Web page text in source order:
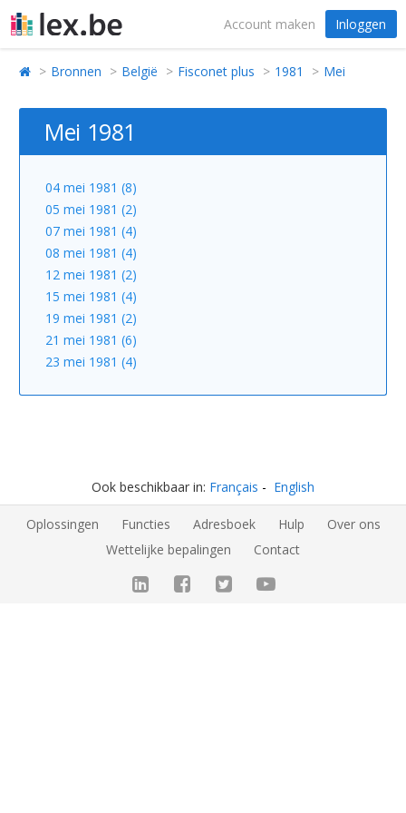
Account maken Inloggen
Bronnen België Fisconet plus 1981 Mei
Mei 1981
04 mei 1981 (8)
05 mei 1981 (2)
07 mei 1981 (4)
08 mei 1981 (4)
12 mei 1981 (2)
15 mei 1981 (4)
19 mei 1981 (2)
21 mei 1981 (6)
23 mei 1981 (4)
Ook beschikbaar in: Français English
Oplossingen Functies Adresboek Hulp
Over ons
Wettelijke bepalingen
Contact